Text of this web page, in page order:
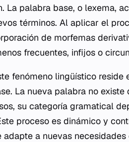
La palabra base, o lexema,
términos. Al aplicar el
de morfemas
frecuentes, infijos o
fenómeno lingüístico
La nueva palabra no
su categoría gramatical
proceso es dinámico y
a nuevas